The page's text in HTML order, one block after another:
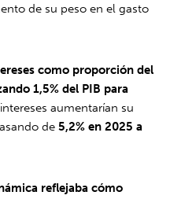
de su peso en el gasto
como proporción del
1,5% del PIB para
aumentarían su
de5,2% en 2025 a
reflejaba cómo